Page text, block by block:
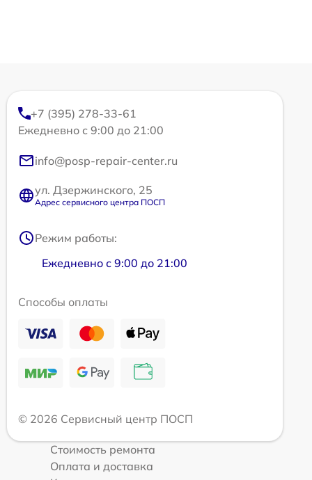
+7 (395) 278-33-61
Ежедневно с 9:00 до 21:00
info@posp-repair-center.ru
ул. Дзержинского, 25
Адрес сервисного центра ПОСП
Режим работы:
Ежедневно с 9:00 до 21:00
Способы оплаты
© 2026 Сервисный центр ПОСП
Стоимость ремонта
Оплата и доставка